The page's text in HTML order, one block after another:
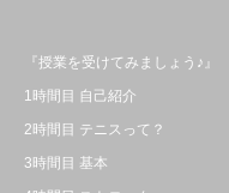
『授業を受けてみましょう♪』
1時間目 自己紹介
2時間目 テニスって？
3時間目 基本